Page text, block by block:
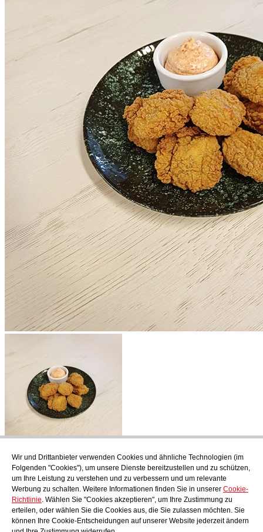
Wir und Drittanbieter verwenden Cookies und ähnliche Technologien (im
Folgenden "Cookies"), um unsere Dienste bereitzustellen und zu schützen,
um Ihre Leistung zu verstehen und zu verbessern und um relevante
Werbung zu schalten. Weitere Informationen finden Sie in unserer Cookie-
Richtlinie. Wählen Sie "Cookies akzeptieren", um Ihre Zustimmung zu
erteilen, oder wählen Sie die Cookies aus, die Sie zulassen möchten. Sie
können Ihre Cookie-Entscheidungen auf unserer Website jederzeit ändern
Abonnieren
Endecken Sie das kulinarische Angebot von AudensFood.
Ich habe gelesen und akzeptiere die Datenschutzbestimmungen
Über uns Audens news Produkte Gastronomie-Blog Kontakt
Werden Sie Teil unseres Teams